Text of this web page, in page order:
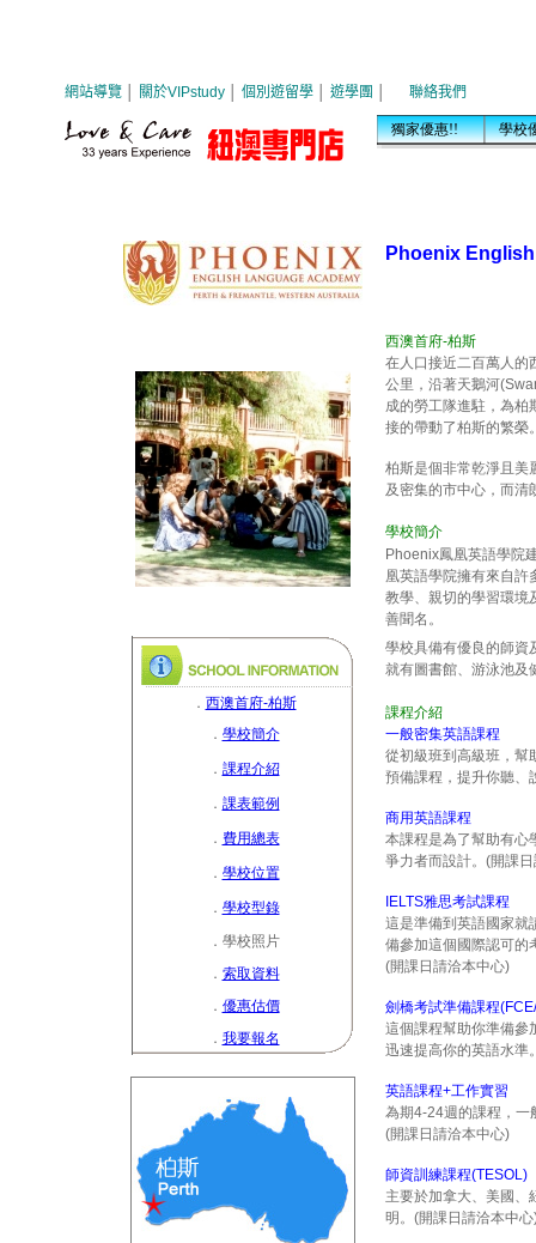
Phoenix
西澳首府-柏斯
在人口接近二百萬人的
公里，沿著天鵝河
成的勞工隊進駐，為柏
接的帶動了柏斯的繁榮
柏斯是個非常乾淨且美
及密集的市中心，而清
學校簡介
Phoenix鳳凰英語學院
凰英語學院擁有來自許
教學、親切的學習環境
善聞名。
． 西澳首府-柏斯
． 學校簡介
． 課程介紹
． 課表範例
． 費用總表
． 學校位置
． 學校型錄
．學校照片
． 索取資料
． 優惠估價
． 我要報名
學校具備有優良的師資
就有圖書館、游泳池及
課程介紹
一般密集英語課程
從初級班到高級班，幫
預備課程，提升你聽、
商用英語課程
本課程是為了幫助有心
爭力者而設計。(開課
IELTS雅思考試課程
這是準備到英語國家就
備參加這個國際認可的
(開課日請洽本中心)
劍橋考試準備課程
這個課程幫助你準備參
迅速提高你的英語水準
英語課程+工作實習
為期4-24週的課程，一
(開課日請洽本中心)
師資訓練課程(TESOL)
主要於加拿大、美國、
明。 (開課日請洽本中心